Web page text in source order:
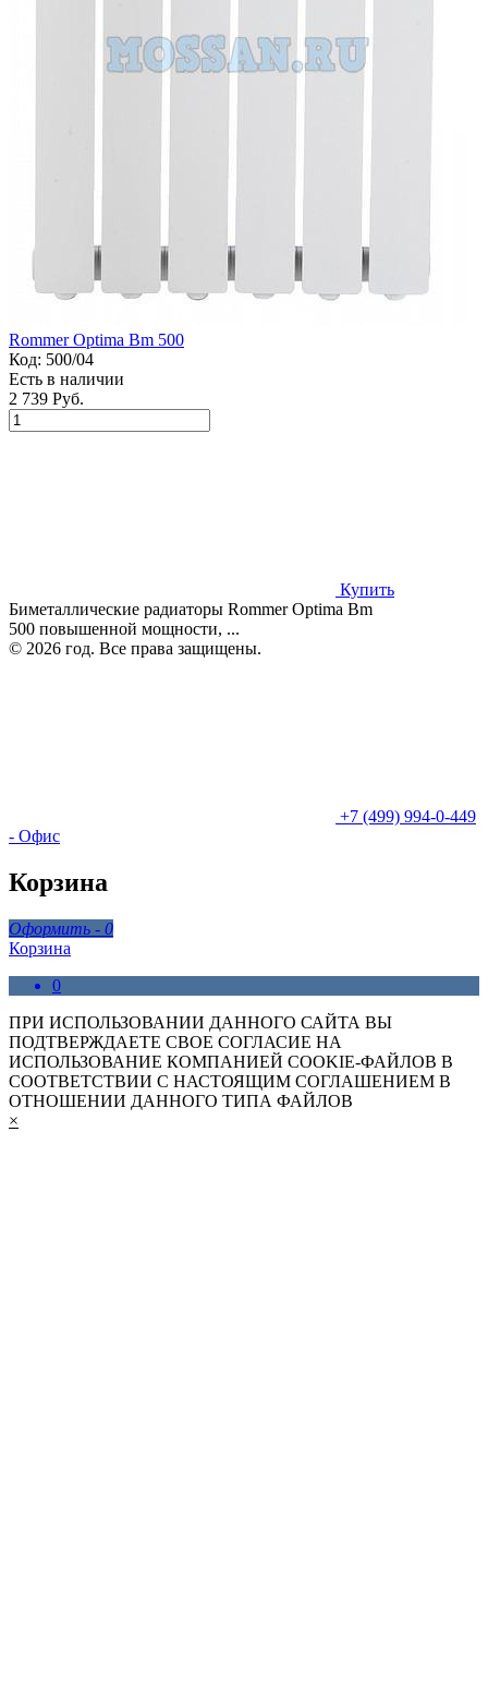
Rommer Optima Bm 500
Код: 500/04
Есть в наличии
2 739 Руб.
Купить
Биметаллические радиаторы Rommer Optima Bm
500 повышенной мощности, ...
© 2026 год. Все права защищены.
+7 (499) 994-0-449
- Офис
Корзина
Оформить - 0
Корзина
0
ПРИ ИСПОЛЬЗОВАНИИ ДАННОГО САЙТА ВЫ
ПОДТВЕРЖДАЕТЕ СВОЕ СОГЛАСИЕ НА
ИСПОЛЬЗОВАНИЕ КОМПАНИЕЙ COOKIE-ФАЙЛОВ В
СООТВЕТСТВИИ С НАСТОЯЩИМ СОГЛАШЕНИЕМ В
ОТНОШЕНИИ ДАННОГО ТИПА ФАЙЛОВ
×